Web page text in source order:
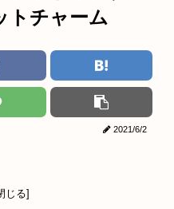
トチャーム
2021/6/2